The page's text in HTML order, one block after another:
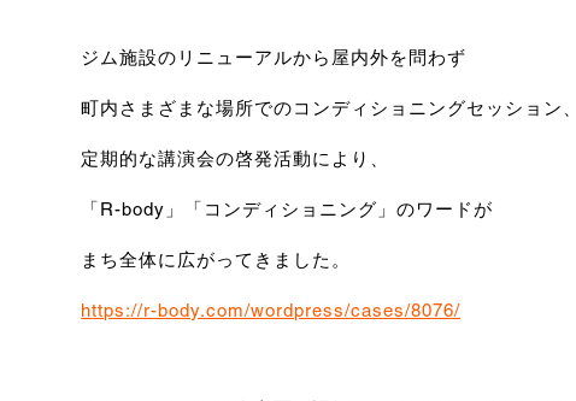
ジム施設のリニューアルから屋内外を問わず
町内さまざまな場所でのコンディショニングセッション、
定期的な講演会の啓発活動により、
「R-body」「コンディショニング」のワードが
まち全体に広がってきました。
https://r-body.com/wordpress/cases/8076/